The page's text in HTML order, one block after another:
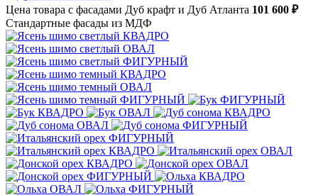
Цена товара с фасадами Дуб крафт и Дуб Атланта 101 600 ₽
Стандартные фасады из МДФ